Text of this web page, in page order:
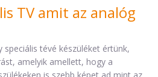
TV amit az analóg
speciális tévé készüléket értünk,
amelyik amellett, hogy a